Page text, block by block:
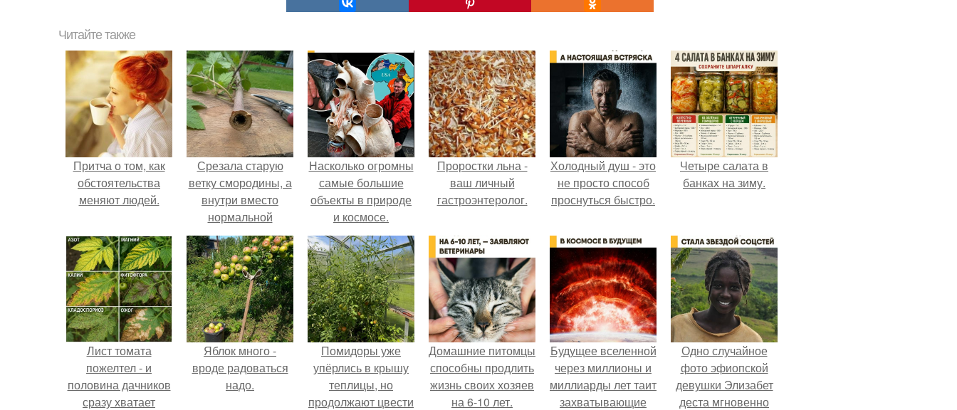
Читайте также
Притча о том, как
обстоятельства
меняют людей.
Срезала старую
ветку смородины, а
внутри вместо
нормальной
светлой
сердцевины
оказалась чёрная
пустота.
Насколько огромны
самые большие
объекты в природе
и космосе.
Проростки льна -
ваш личный
гастроэнтеролог.
Холодный душ - это
не просто способ
проснуться быстро.
Четыре салата в
банках на зиму.
Лист томата
пожелтел - и
половина дачников
сразу хватает
Яблок много -
вроде радоваться
надо.
Помидоры уже
упёрлись в крышу
теплицы, но
продолжают цвести
Домашние питомцы
способны продлить
жизнь своих хозяев
на 6-10 лет.
Будущее вселенной
через миллионы и
миллиарды лет таит
захватывающие
Одно случайное
фото эфиопской
девушки Элизабет
деста мгновенно